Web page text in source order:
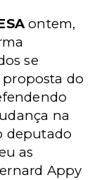
ontem,
se
do
na
deputado
as
Appy